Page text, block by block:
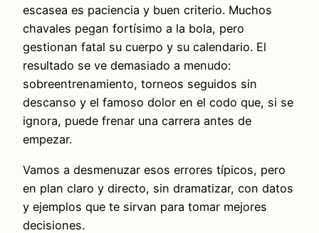
escasea es paciencia y buen criterio. Muchos
chavales pegan fortísimo a la bola, pero
gestionan fatal su cuerpo y su calendario. El
resultado se ve demasiado a menudo:
sobreentrenamiento, torneos seguidos sin
descanso y el famoso dolor en el codo que, si se
ignora, puede frenar una carrera antes de
empezar.
Vamos a desmenuzar esos errores típicos, pero
en plan claro y directo, sin dramatizar, con datos
y ejemplos que te sirvan para tomar mejores
decisiones.